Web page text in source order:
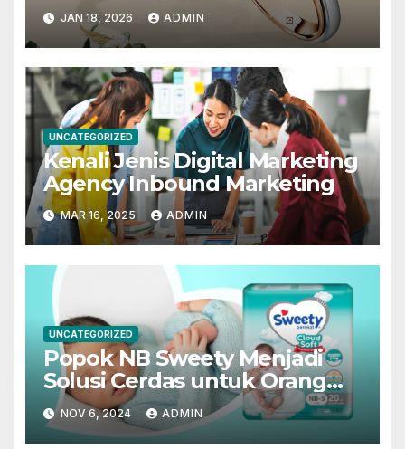
JAN 18, 2026 ADMIN
UNCATEGORIZED
Kenali Jenis Digital Marketing
Agency Inbound Marketing
MAR 16, 2025 ADMIN
UNCATEGORIZED
Popok NB Sweety Menjadi
Solusi Cerdas untuk Orang
Tua Modern
NOV 6, 2024 ADMIN